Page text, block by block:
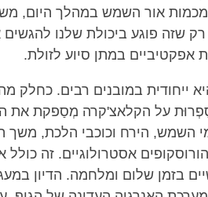
אור השמש במהלך היום,
שזה פוגע ביכולת שלנו
אפקטיביים במתן סיוע לזולת.
ייחודית במובנים רבים. כחלק
על הקלאצ'קרה מְסַפקת את
השמש, הירח וכוכבי הלכת, משך
אסטרולוגיים. זה כולל
בזמן שלום ומלחמה. הדיון